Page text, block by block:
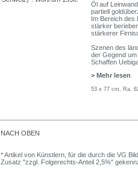
Öl auf
partiell
Im Bereich des
stärker
stärkerer
Szenen des
der Gegend
Schaffen
> Mehr lesen
53 x 77 cm, Ra.
NACH OBEN
* Artikel von Künstlern, für die durch die VG
Zusatz "zzgl. Folgerechts-Anteil 2,5%"